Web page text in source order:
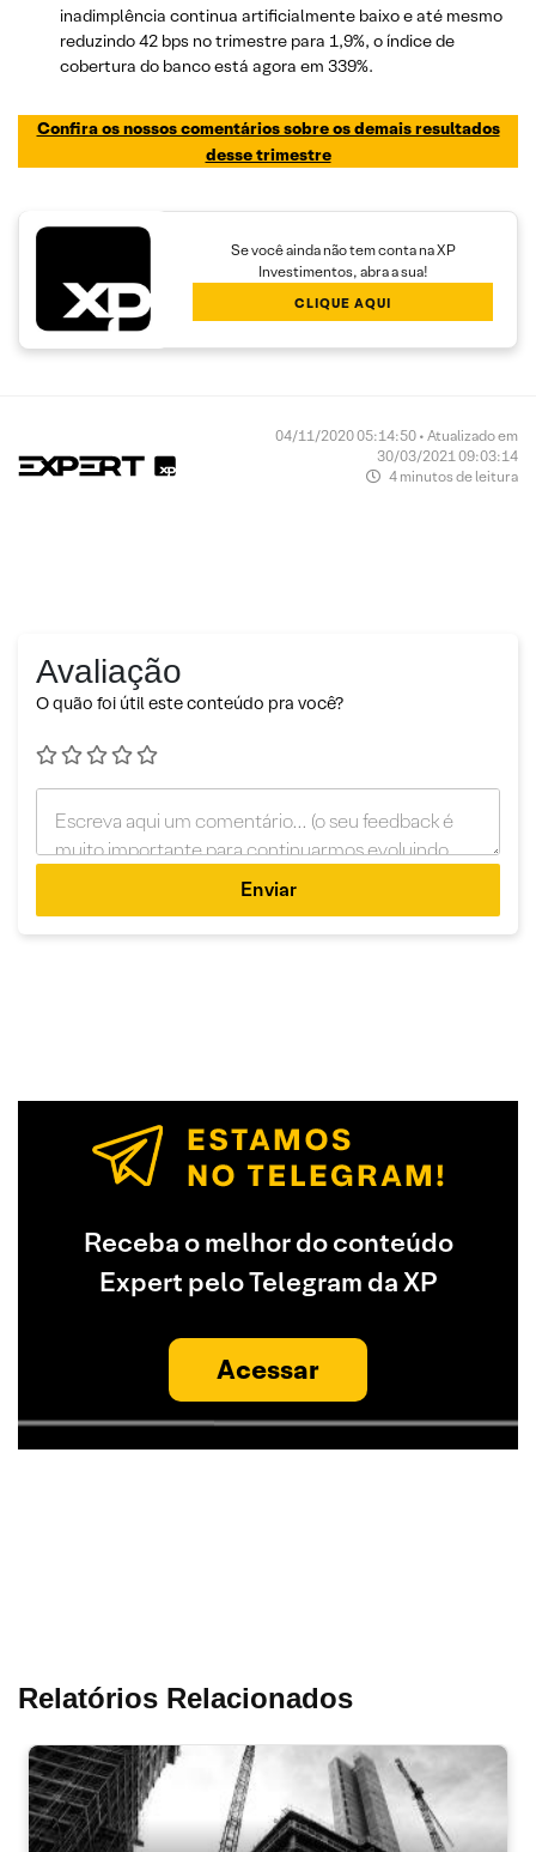
inadimplência continua artificialmente baixo e até mesmo
reduzindo 42 bps no trimestre para 1,9%, o índice de
cobertura do banco está agora em 339%.
Confira os nossos comentários sobre os demais resultados
desse trimestre
Se você ainda não tem conta na XP
Investimentos, abra a sua!
CLIQUE AQUI
04/11/2020 05:14:50 • Atualizado em
30/03/2021 09:03:14
4 minutos de leitura
Avaliação
O quão foi útil este conteúdo pra você?
Enviar
Receba o melhor do conteúdo
Expert pelo Telegram da XP
Acessar
Relatórios Relacionados